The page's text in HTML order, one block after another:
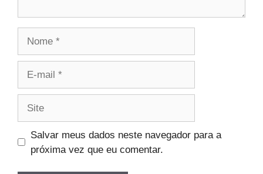
Salvar meus dados neste navegador para a
próxima vez que eu comentar.